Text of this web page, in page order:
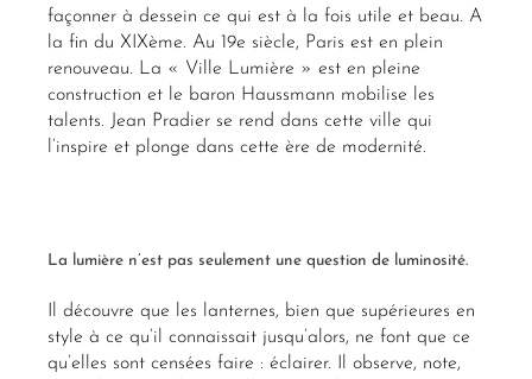
façonner à dessein ce qui est à la fois utile et beau. A
la fin du XIXème. Au 19e siècle, Paris est en plein
renouveau. La « Ville Lumière » est en pleine
construction et le baron Haussmann mobilise les
talents. Jean Pradier se rend dans cette ville qui
l’inspire et plonge dans cette ère de modernité.
La lumière n’est pas seulement une question de luminosité.
Il découvre que les lanternes, bien que supérieures en
style à ce qu’il connaissait jusqu’alors, ne font que ce
qu’elles sont censées faire : éclairer. Il observe, note,